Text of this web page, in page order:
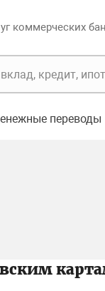
коммерческих
переводы